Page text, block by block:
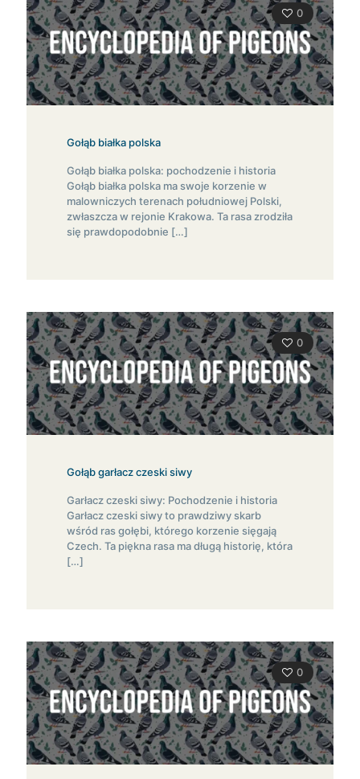
0
Gołąb białka polska
Gołąb białka polska: pochodzenie i historia
Gołąb białka polska ma swoje korzenie w
malowniczych terenach południowej Polski,
zwłaszcza w rejonie Krakowa. Ta rasa zrodziła
się prawdopodobnie […]
0
Gołąb garłacz czeski siwy
Garłacz czeski siwy: Pochodzenie i historia
Garłacz czeski siwy to prawdziwy skarb
wśród ras gołębi, którego korzenie sięgają
Czech. Ta piękna rasa ma długą historię, która
[…]
0